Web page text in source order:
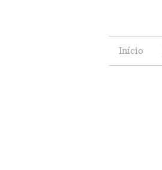
Início